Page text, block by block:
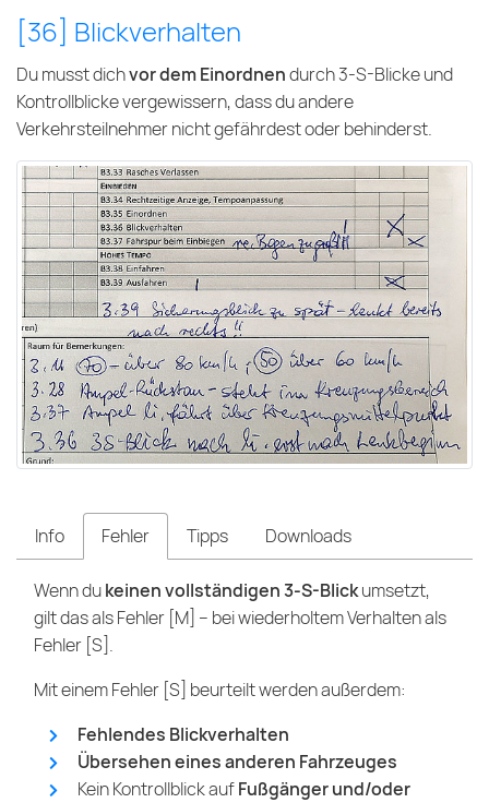
[36] Blickverhalten
Du musst dichvor dem Einordnendurch 3-S-Blicke und
Kontrollblicke vergewissern, dass du andere
Verkehrsteilnehmer nicht gefährdest oder behinderst.
Info Fehler Tipps Downloads
Wenn dukeinen vollständigen 3-S-Blickumsetzt,
gilt das als Fehler [M] – bei wiederholtem Verhalten als
Fehler [S].
Mit einem Fehler [S] beurteilt werden außerdem:
Fehlendes Blickverhalten
Übersehen eines anderen Fahrzeuges
Kein Kontrollblick aufFußgänger und/oder